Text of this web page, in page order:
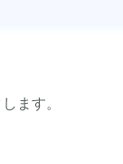
ます。